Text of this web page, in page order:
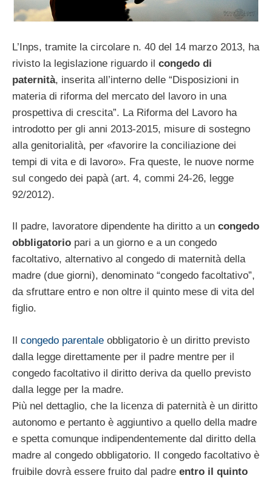
L’Inps, tramite la circolare n. 40 del 14 marzo 2013, ha
rivisto la legislazione riguardo il congedo di
paternità, inserita all’interno delle “Disposizioni in
materia di riforma del mercato del lavoro in una
prospettiva di crescita”. La Riforma del Lavoro ha
introdotto per gli anni 2013-2015, misure di sostegno
alla genitorialità, per «favorire la conciliazione dei
tempi di vita e di lavoro». Fra queste, le nuove norme
sul congedo dei papà (art. 4, commi 24-26, legge
92/2012).
Il padre, lavoratore dipendente ha diritto a un congedo
obbligatorio pari a un giorno e a un congedo
facoltativo, alternativo al congedo di maternità della
madre (due giorni), denominato “congedo facoltativo”,
da sfruttare entro e non oltre il quinto mese di vita del
figlio.
Il congedo parentale obbligatorio è un diritto previsto
dalla legge direttamente per il padre mentre per il
congedo facoltativo il diritto deriva da quello previsto
dalla legge per la madre.
Più nel dettaglio, che la licenza di paternità è un diritto
autonomo e pertanto è aggiuntivo a quello della madre
e spetta comunque indipendentemente dal diritto della
madre al congedo obbligatorio. Il congedo facoltativo è
fruibile dovrà essere fruito dal padre entro il quinto